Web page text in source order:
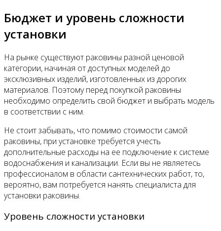
Бюджет и уровень сложности
установки
На рынке существуют раковины разной ценовой
категории, начиная от доступных моделей до
эксклюзивных изделий, изготовленных из дорогих
материалов. Поэтому перед покупкой раковины
необходимо определить свой бюджет и выбрать модель
в соответствии с ним.
Не стоит забывать, что помимо стоимости самой
раковины, при установке требуется учесть
дополнительные расходы на ее подключение к системе
водоснабжения и канализации. Если вы не являетесь
профессионалом в области сантехнических работ, то,
вероятно, вам потребуется нанять специалиста для
установки раковины.
Уровень сложности установки